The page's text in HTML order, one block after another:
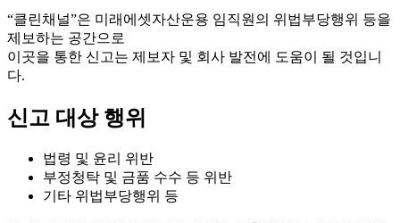
“클린채널”은 미래에셋자산운용 임직원의 위법부당행위 등을
제보하는 공간으로
이곳을 통한 신고는 제보자 및 회사 발전에 도움이 될 것입니
다.
신고 대상 행위
법령 및 윤리 위반
부정청탁 및 금품 수수 등 위반
기타 위법부당행위 등